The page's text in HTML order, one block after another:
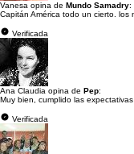
Vanesa opina de Mundo Samadry:
Capitán América todo un cierto.
Verificada
Ana Claudia opina de Pep:
Muy bien, cumplido las
Verificada